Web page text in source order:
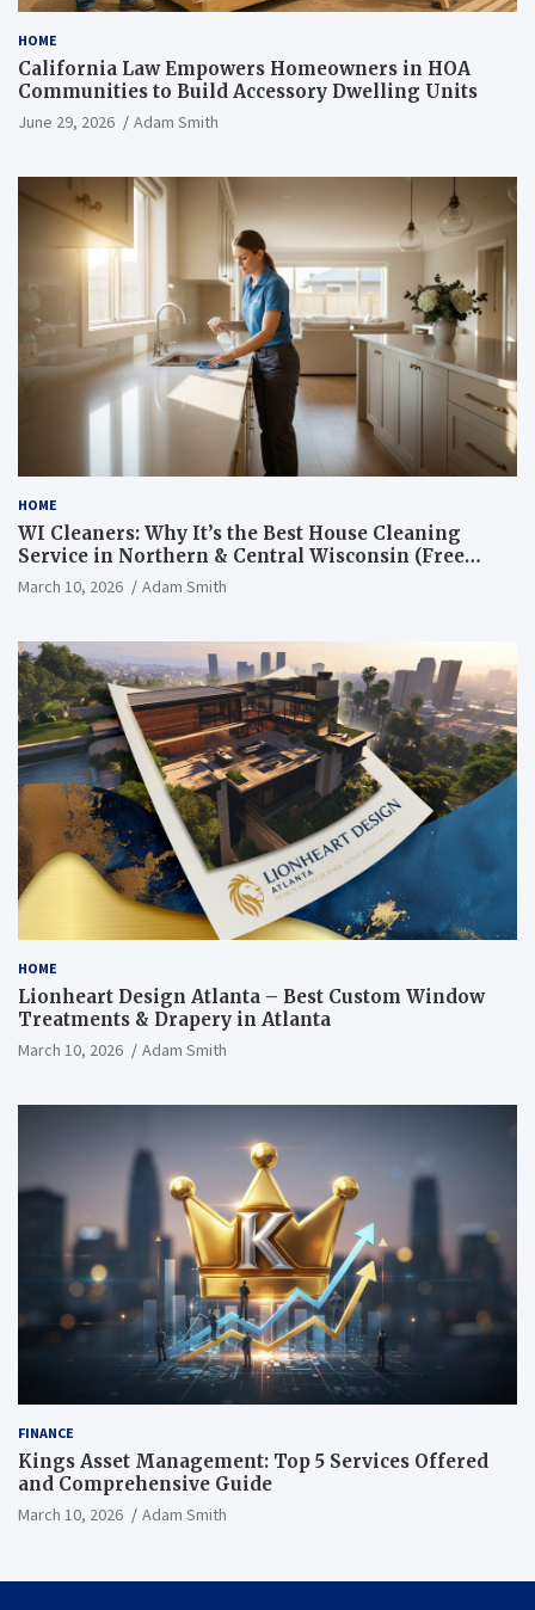
HOME
California Law Empowers Homeowners in HOA
Communities to Build Accessory Dwelling Units
June 29, 2026 Adam Smith
HOME
WI Cleaners: Why It’s the Best House Cleaning
Service in Northern & Central Wisconsin (Free
Consultation + Quote)
March 10, 2026 Adam Smith
HOME
Lionheart Design Atlanta – Best Custom Window
Treatments & Drapery in Atlanta
March 10, 2026 Adam Smith
FINANCE
Kings Asset Management: Top 5 Services Offered
and Comprehensive Guide
March 10, 2026 Adam Smith